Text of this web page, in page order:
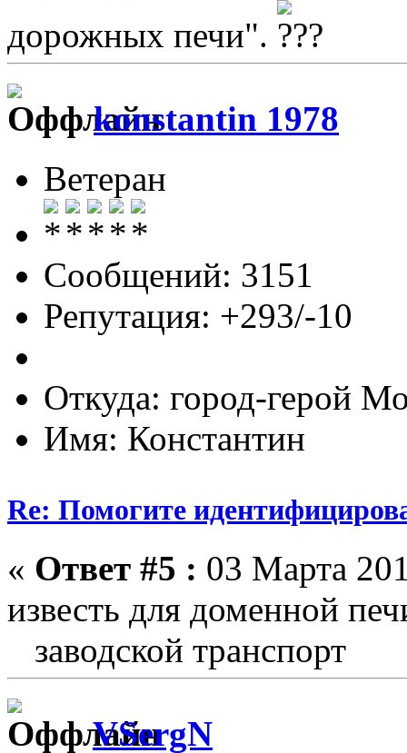
дорожных печи".
konstantin 1978
Ветеран
Сообщений: 3151
Репутация: +293/-10
Откуда: город-герой
Имя: Константин
Re: Помогите
« Ответ #5 : 03 Марта
известь для доменной
заводской транспорт
VSergN